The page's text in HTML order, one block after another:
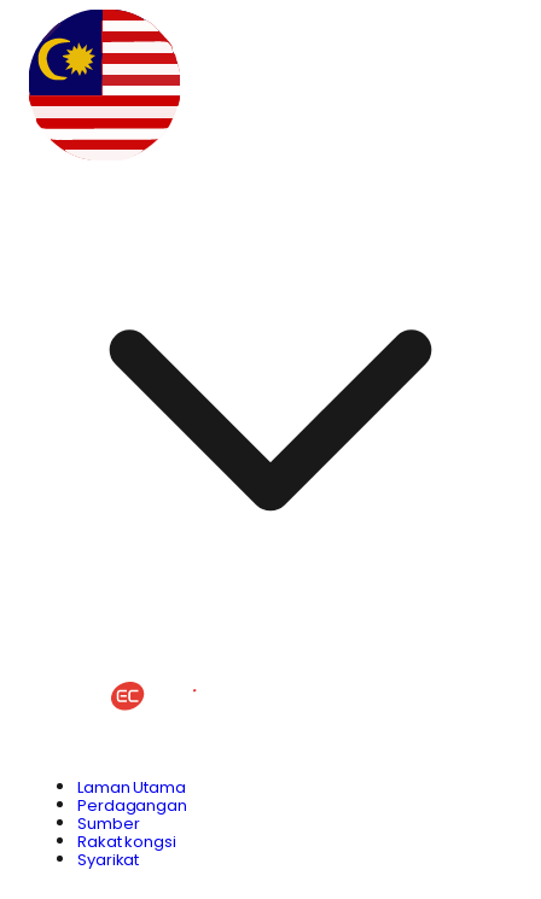
Laman Utama
Perdagangan
Sumber
Rakat kongsi
Syarikat